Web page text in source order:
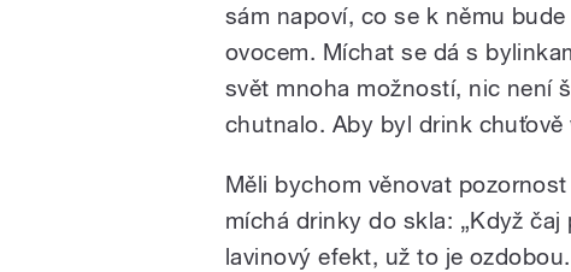
sám napoví, co se k němu
ovocem. Míchat se dá s
svět mnoha možností, nic není
chutnalo. Aby byl drink chuťově
Měli bychom věnovat
míchá drinky do skla: „Když
lavinový efekt, už to je